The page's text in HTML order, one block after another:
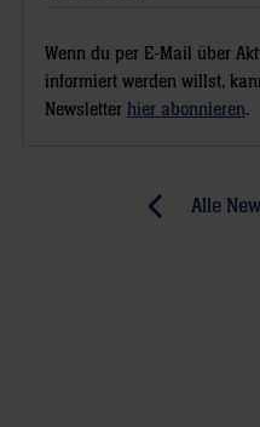
Wenn du per E-Mail über
informiert werden willst,
Newsletter hier abonnieren.
Alle